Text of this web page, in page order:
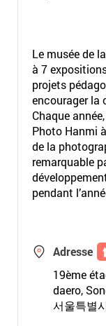
Le musée de
à 7
projets
encourager la
Chaque
Photo Hanmi
de la
remarquable
pendant
Adresse
19ème
daero,
서울특별